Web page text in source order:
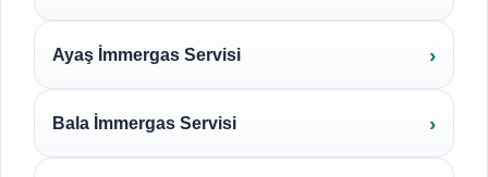
Ayaş İmmergas Servisi
Bala İmmergas Servisi